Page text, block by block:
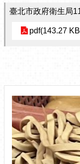
臺北市政府衛生局
pdf(143.27